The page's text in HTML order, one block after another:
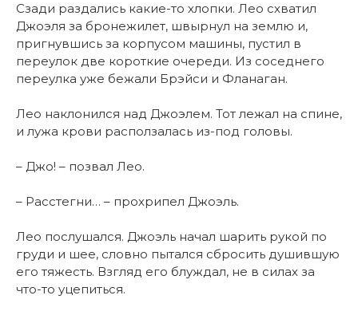
Сзади раздались какие-то хлопки. Лео схватил
Джоэля за бронежилет, швырнул на землю и,
пригнувшись за корпусом машины, пустил в
переулок две короткие очереди. Из соседнего
переулка уже бежали Брэйси и Фланаган.
Лео наклонился над Джоэлем. Тот лежал на спине,
и лужа крови расползалась из-под головы.
– Джо! – позвал Лео.
– Расстегни… – прохрипел Джоэль.
Лео послушался. Джоэль начал шарить рукой по
груди и шее, словно пытался сбросить душившую
его тяжесть. Взгляд его блуждал, не в силах за
что-то уцепиться.